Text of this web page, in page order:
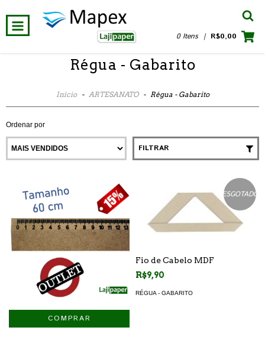
0 Itens | R$0,00
Régua - Gabarito
Início - ARTESANATO - Régua - Gabarito
Ordenar por
FILTRAR
ESGOTADO
Fio de Cabelo MDF
R$9,90
RÉGUA - GABARITO